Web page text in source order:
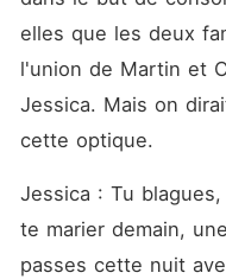
elles que les deux
l'union de Martin et
Jessica. Mais on
cette optique.
Jessica : Tu
te marier demain,
passes cette nuit